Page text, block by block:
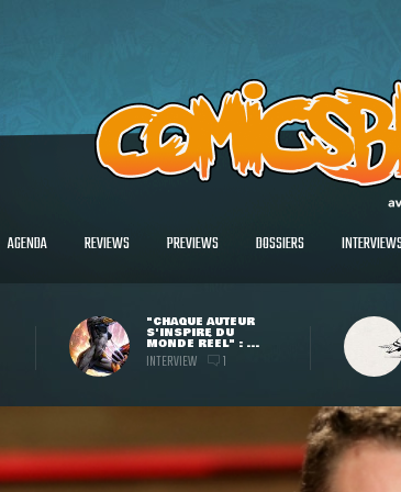
AGENDA REVIEWS PREVIEWS DOSSIERS
"CHAQUE AUTEUR
S'INSPIRE DU
MONDE RÉEL" : ...
INTERVIEW 1